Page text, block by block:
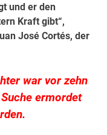
und er den
Kraft gibt“,
José Cortés, der
war vor zehn
ermordet